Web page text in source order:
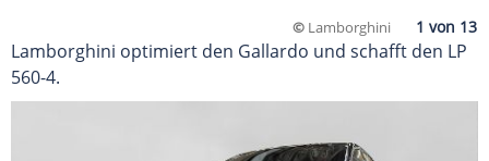
© Lamborghini
Lamborghini optimiert den Gallardo und schafft den LP
560-4.